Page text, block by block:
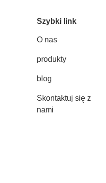
Szybki link
O nas
produkty
blog
Skontaktuj się z
nami